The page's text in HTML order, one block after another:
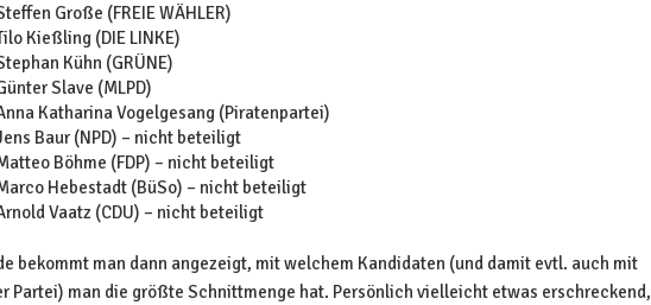
Große (FREIE WÄHLER)
Kießling (DIE LINKE)
Kühn (GRÜNE)
Slave (MLPD)
Katharina Vogelgesang (Piratenpartei)
Baur (NPD) – nicht beteiligt
Böhme (FDP) – nicht beteiligt
Hebestadt (BüSo) – nicht beteiligt
Vaatz (CDU) – nicht beteiligt
bekommt man dann angezeigt, mit welchem Kandidaten (und damit evtl. auch mit
Partei) man die größte Schnittmenge hat. Persönlich vielleicht etwas erschreckend,